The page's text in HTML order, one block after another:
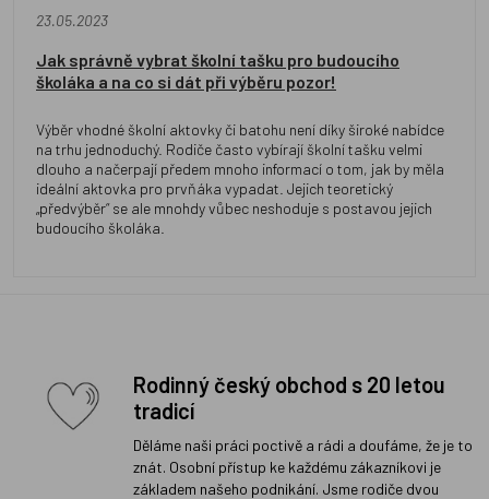
23.05.2023
Jak správně vybrat školní tašku pro budoucího
školáka a na co si dát při výběru pozor!
Výběr vhodné školní aktovky či batohu není díky široké nabídce
na trhu jednoduchý. Rodiče často vybírají školní tašku velmi
dlouho a načerpají předem mnoho informací o tom, jak by měla
ideální aktovka pro prvňáka vypadat. Jejich teoretický
„předvýběr“ se ale mnohdy vůbec neshoduje s postavou jejich
budoucího školáka.
Rodinný český obchod s 20 letou
tradicí
Děláme naši práci poctivě a rádi a doufáme, že je to
znát. Osobní přístup ke každému zákazníkovi je
základem našeho podnikání. Jsme rodiče dvou